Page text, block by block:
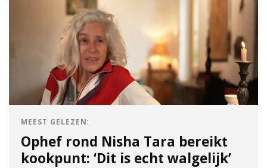
MEEST GELEZEN:
Ophef rond Nisha Tara bereikt
kookpunt: ‘Dit is echt walgelijk’